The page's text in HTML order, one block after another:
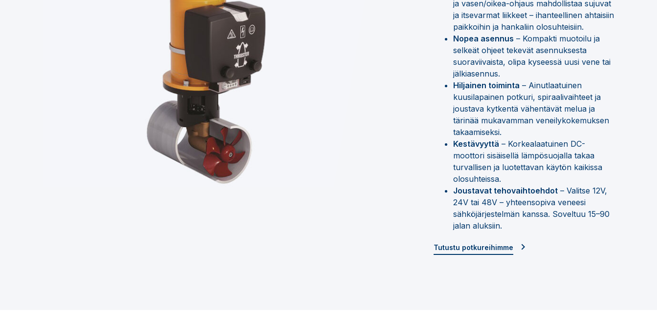
ja vasen/oikea-ohjaus mahdollistaa sujuvat
ja itsevarmat liikkeet – ihanteellinen ahtaisiin
paikkoihin ja hankaliin olosuhteisiin.
Nopea asennus – Kompakti muotoilu ja
selkeät ohjeet tekevät asennuksesta
suoraviivaista, olipa kyseessä uusi vene tai
jälkiasennus.
Hiljainen toiminta – Ainutlaatuinen
kuusilapainen potkuri, spiraalivaihteet ja
joustava kytkentä vähentävät melua ja
tärinää mukavamman veneilykokemuksen
takaamiseksi.
Kestävyyttä – Korkealaatuinen DC-
moottori sisäisellä lämpösuojalla takaa
turvallisen ja luotettavan käytön kaikissa
olosuhteissa.
Joustavat tehovaihtoehdot – Valitse 12V,
24V tai 48V – yhteensopiva veneesi
sähköjärjestelmän kanssa. Soveltuu 15–90
jalan aluksiin.
Tutustu potkureihimme